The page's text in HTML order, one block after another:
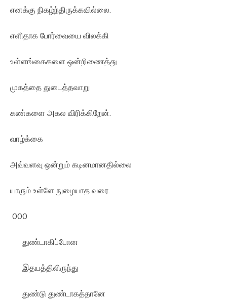
எனக்கு நிகழ்ந்திருக்கவில்லை.
எளிதாக போர்வையை விலக்கி
உள்ளங்கைகளை ஒன்றிணைத்து
முகத்தை துடைத்தவாறு
கண்களை அகல விரிக்கிறேன்.
வாழ்க்கை
அவ்வளவு ஒன்றும் கடினமானதில்லை
யாரும் உள்ளே நுழையாத வரை.
000
துண்டாகிப்போன
இதயத்திலிருந்து
துண்டு துண்டாகத்தானே